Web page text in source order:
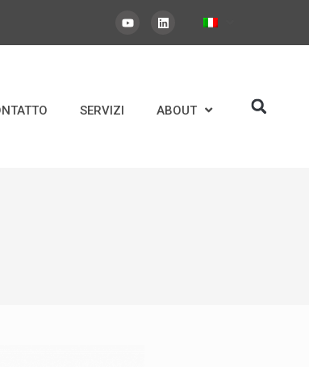
SERVIZI ABOUT